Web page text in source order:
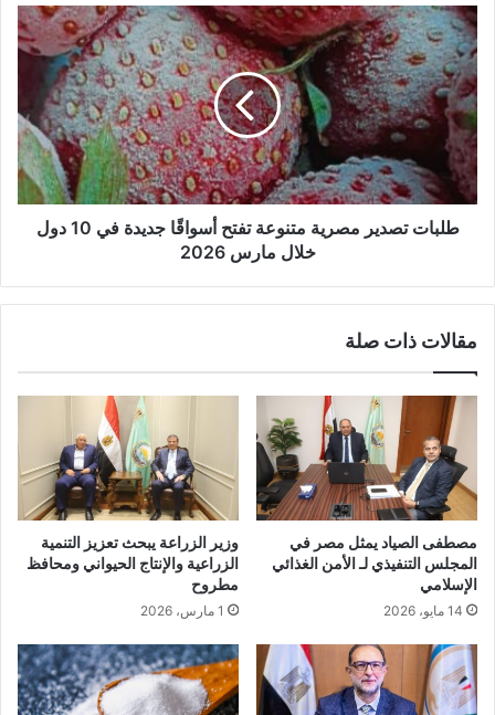
طلبات تصدير مصرية متنوعة تفتح أسواقًا جديدة في 10 دول
خلال مارس 2026
مقالات ذات صلة
مصطفى الصياد يمثل مصر في
المجلس التنفيذي لـ الأمن الغذائي
الإسلامي
14 مايو، 2026
وزير الزراعة يبحث تعزيز التنمية
الزراعية والإنتاج الحيواني ومحافظ
مطروح
1 مارس، 2026